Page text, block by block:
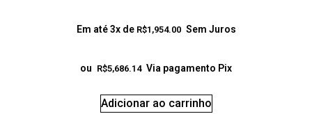
Em até 3x de R$1,954.00 Sem Juros
ou R$5,686.14 Via pagamento Pix
Adicionar ao carrinho